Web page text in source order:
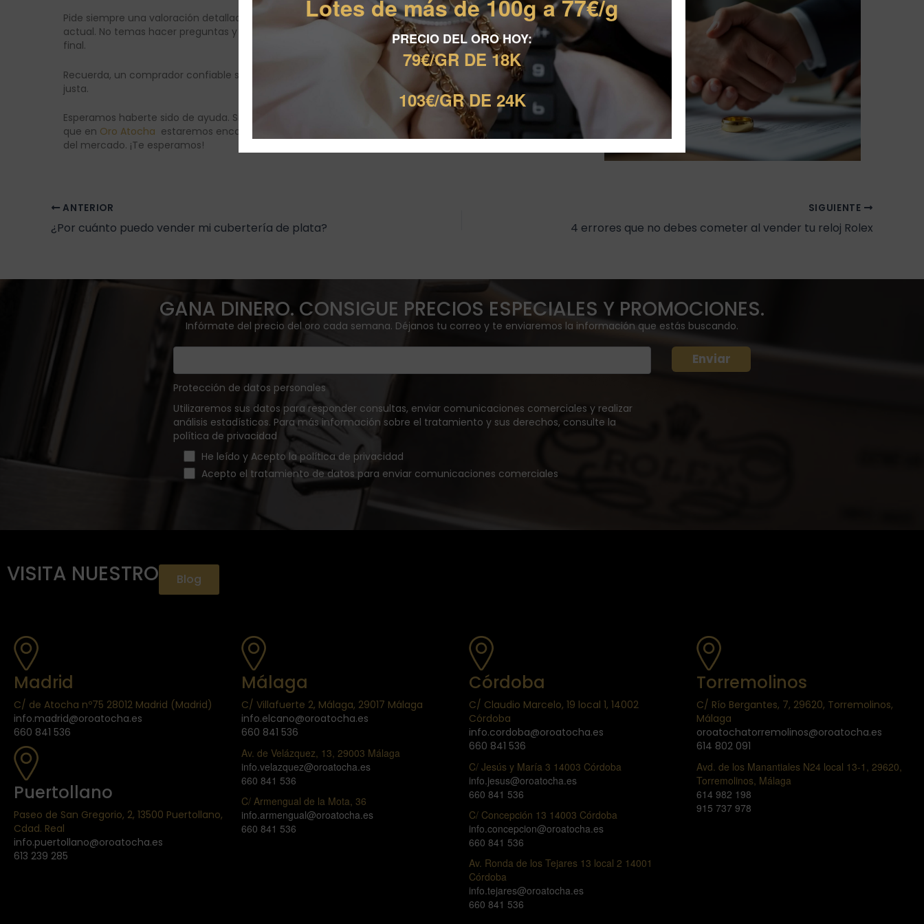
Pide siempre una valoración detallada. Esto debe incluir el peso del oro, su pureza y el precio del mercado
actual. No temas hacer preguntas y asegúrate de entender perfectamente cómo se ha calculado el precio
final.
Recuerda, un comprador confiable siempre estará dispuesto a explicarte el proceso y a ofrecerte una oferta
justa.
Esperamos haberte sido de ayuda. Si quieres vender oro, tus joyas de oro o realizar algún empeño, no olvides
que en Oro Atocha estaremos encantados de atenderte, realizar una tasación y ofrecerte el mejor precio
del mercado. ¡Te esperamos!
ANTERIOR
¿Por cuánto puedo vender mi cubertería de plata?
SIGUIENTE
4 errores que no debes cometer al vender tu reloj Rolex
GANA DINERO. CONSIGUE PRECIOS ESPECIALES Y PROMOCIONES.
Infórmate del precio del oro cada semana. Déjanos tu correo y te enviaremos la información que estás buscando.
Protección de datos personales
Utilizaremos sus datos para responder consultas, enviar comunicaciones comerciales y realizar
análisis estadísticos. Para más información sobre el tratamiento y sus derechos, consulte la
política de privacidad
He leído y Acepto la política de privacidad
Acepto el tratamiento de datos para enviar comunicaciones comerciales
VISITA NUESTRO Blog
Madrid
C/ de Atocha nº75 28012 Madrid (Madrid)
info.madrid@oroatocha.es
660 841 536
Puertollano
Paseo de San Gregorio, 2, 13500 Puertollano,
Cdad. Real
info.puertollano@oroatocha.es
613 239 285
Málaga
C/ Villafuerte 2, Málaga, 29017 Málaga
info.elcano@oroatocha.es
660 841 536
Av. de Velázquez, 13, 29003 Málaga
info.velazquez@oroatocha.es
660 841 536
C/ Armengual de la Mota, 36
info.armengual@oroatocha.es
660 841 536
Córdoba
C/ Claudio Marcelo, 19 local 1, 14002
Córdoba
info.cordoba@oroatocha.es
660 841 536
C/ Jesús y María 3 14003 Córdoba
info.jesus@oroatocha.es
660 841 536
C/ Concepción 13 14003 Córdoba
info.concepcion@oroatocha.es
660 841 536
Av. Ronda de los Tejares 13 local 2 14001
Córdoba
info.tejares@oroatocha.es
660 841 536
Torremolinos
C/ Río Bergantes, 7, 29620, Torremolinos,
Málaga
oroatochatorremolinos@oroatocha.es
614 802 091
Avd. de los Manantiales N24 local 13-1, 29620,
Torremolinos, Málaga
614 982 198
915 737 978
Lotes de más de 100g a 77€/g
PRECIO DEL ORO HOY:
79€/GR DE 18K
103€/GR DE 24K